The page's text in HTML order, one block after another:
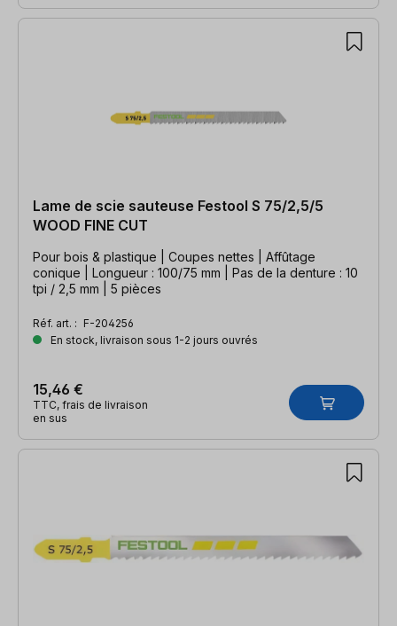
Lame de scie sauteuse Festool S 75/2,5/5
WOOD FINE CUT
Pour bois & plastique | Coupes nettes | Affûtage
conique | Longueur : 100/75 mm | Pas de la denture : 10
tpi / 2,5 mm | 5 pièces
Réf. art. : F-204256
En stock, livraison sous 1-2 jours ouvrés
15,46 €
TTC, frais de livraison
en sus